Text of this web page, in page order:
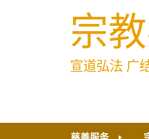
宗
宣道弘法 广